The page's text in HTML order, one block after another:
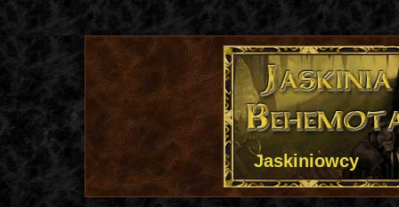
Jaskiniowcy